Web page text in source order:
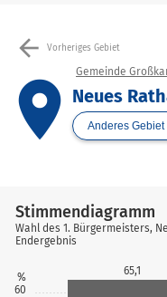
arrow_back Vorheriges Gebiet
place
Gemeinde
Neues
Anderes
60
% 65,1
Stimmendiagramm
Wahl des 1. Bürgermeisters,
Endergebnis